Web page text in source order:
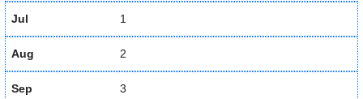
Jul 1
Aug 2
Sep 3